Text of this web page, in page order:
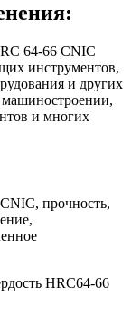
64-66 CNIC
инструментов,
и других
и многих
прочность,
HRC64-66